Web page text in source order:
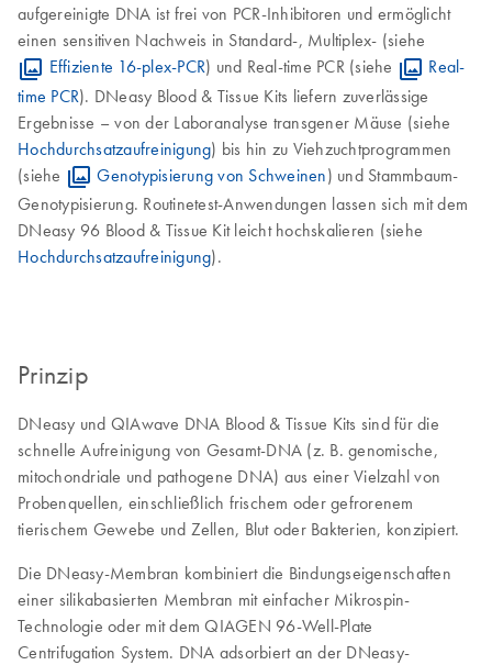
aufgereinigte DNA ist frei von PCR-Inhibitoren und ermöglicht
einen sensitiven Nachweis in Standard-, Multiplex- (siehe
Effiziente 16-plex-PCR) und Real-time PCR (siehe
Real-
time PCR). DNeasy Blood & Tissue Kits liefern zuverlässige
Ergebnisse – von der Laboranalyse transgener Mäuse (siehe
Hochdurchsatzaufreinigung) bis hin zu Viehzuchtprogrammen
(siehe
Genotypisierung von Schweinen) und Stammbaum-
Genotypisierung. Routinetest-Anwendungen lassen sich mit dem
DNeasy 96 Blood & Tissue Kit leicht hochskalieren (siehe
Hochdurchsatzaufreinigung).
Prinzip
DNeasy und QIAwave DNA Blood & Tissue Kits sind für die
schnelle Aufreinigung von Gesamt-DNA (z. B. genomische,
mitochondriale und pathogene DNA) aus einer Vielzahl von
Probenquellen, einschließlich frischem oder gefrorenem
tierischem Gewebe und Zellen, Blut oder Bakterien, konzipiert.
Die DNeasy-Membran kombiniert die Bindungseigenschaften
einer silikabasierten Membran mit einfacher Mikrospin-
Technologie oder mit dem QIAGEN 96-Well-Plate
Centrifugation System. DNA adsorbiert an der DNeasy-